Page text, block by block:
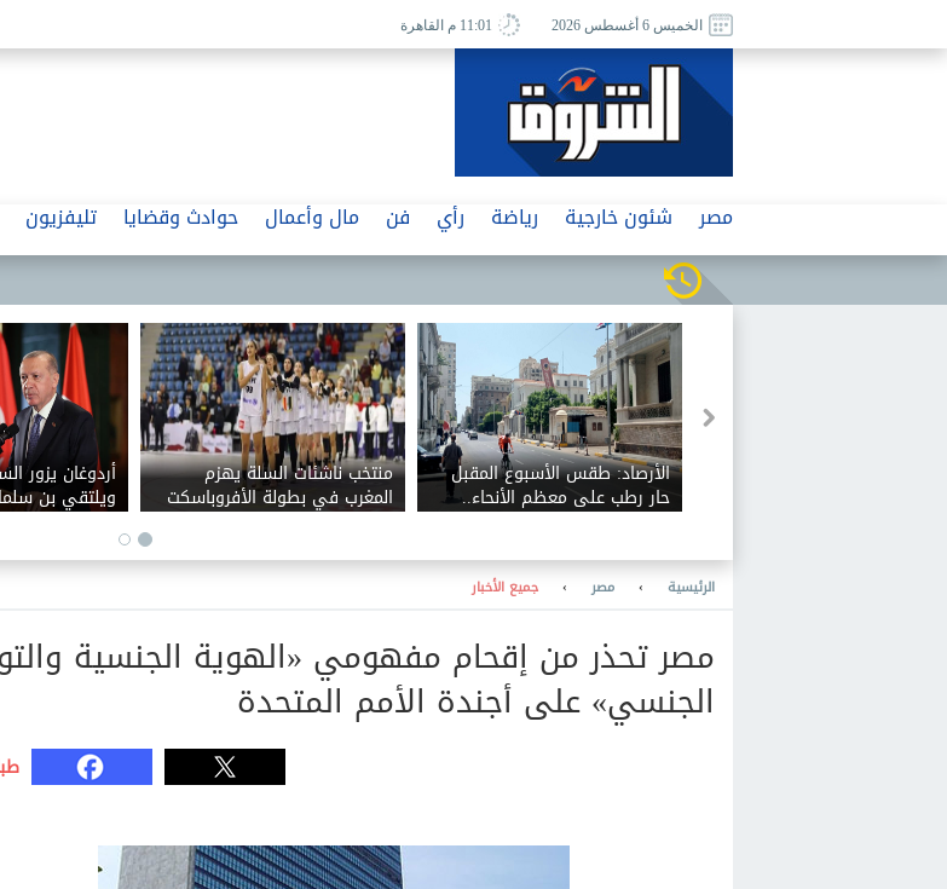
الخميس 6 أغسطس 2026 11:01 م القاهرة
مصر شئون خارجية رياضة رأي فن مال وأعمال حوادث وقضايا تليفزيون
الأرصاد: طقس الأسبوع المقبل
حار رطب على معظم الأنحاء..
والعظمى على القاهرة الكبرى
منتخب ناشئات السلة يهزم
المغرب في بطولة الأفروباسكت
أردوغان يزور
ويلتقي بن
الرئيسية › مصر › جميع الأخبار
مصر تحذر من إقحام مفهومي «الهوية الجنسية
الجنسي» على أجندة الأمم المتحدة